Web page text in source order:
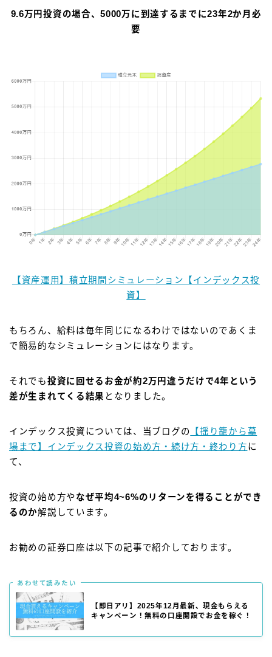
9.6万円投資の場合、5000万に到達するまでに23年2か月必
要
【資産運用】積立期間シミュレーション【インデックス投
資】
もちろん、給料は毎年同じになるわけではないのであくま
で簡易的なシミュレーションにはなります。
それでも投資に回せるお金が約2万円違うだけで4年という
差が生まれてくる結果 となりました。
インデックス投資については、当ブログの
【揺り籠から墓
場まで】インデックス投資の始め方・続け方・終わり方に
て、
投資の始め方やなぜ平均4~6%のリターンを得ることができ
るのか解説しています。
お勧めの証券口座は以下の記事で紹介しております。
あわせて読みたい
【即日アリ】2025年12月最新、現金もらえる
キャンペーン！無料の口座開設でお金を稼ぐ！